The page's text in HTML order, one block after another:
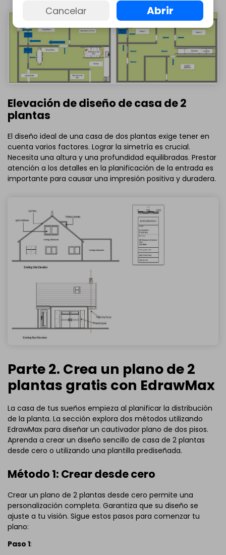
Elevación de diseño de casa de 2
plantas
El diseño ideal de una casa de dos plantas exige tener en
cuenta varios factores. Lograr la simetría es crucial.
Necesita una altura y una profundidad equilibradas. Prestar
atención a los detalles en la planificación de la entrada es
importante para causar una impresión positiva y duradera.
Parte 2. Crea un plano de 2
plantas gratis con EdrawMax
La casa de tus sueños empieza al planificar la distribución
de la planta. La sección explora dos métodos utilizando
EdrawMax para diseñar un cautivador plano de dos pisos.
Aprenda a crear un diseño sencillo de casa de 2 plantas
desde cero o utilizando una plantilla prediseñada.
Método 1: Crear desde cero
Crear un plano de 2 plantas desde cero permite una
personalización completa. Garantiza que su diseño se
ajuste a tu visión. Sigue estos pasos para comenzar tu
plano:
Paso 1:
Cancelar Abrir